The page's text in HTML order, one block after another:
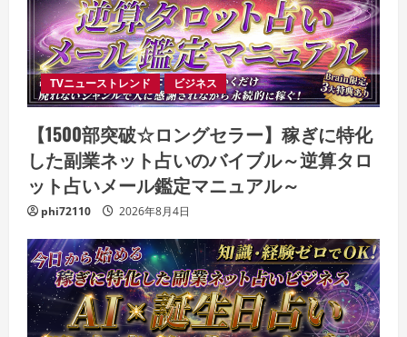
TVニューストレンド ビジネス
【1500部突破☆ロングセラー】稼ぎに特化
した副業ネット占いのバイブル～逆算タロ
ット占いメール鑑定マニュアル～
phi72110 2026年8月4日